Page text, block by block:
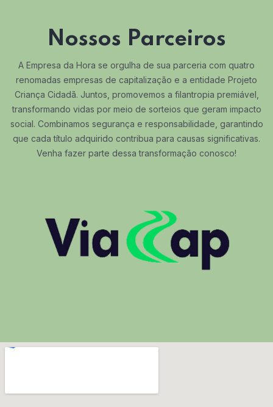
Nossos Parceiros
A Empresa da Hora se orgulha de sua parceria com quatro
renomadas empresas de capitalização e a entidade Projeto
Criança Cidadã. Juntos, promovemos a filantropia premiável,
transformando vidas por meio de sorteios que geram impacto
social. Combinamos segurança e responsabilidade, garantindo
que cada título adquirido contribua para causas significativas.
Venha fazer parte dessa transformação conosco!